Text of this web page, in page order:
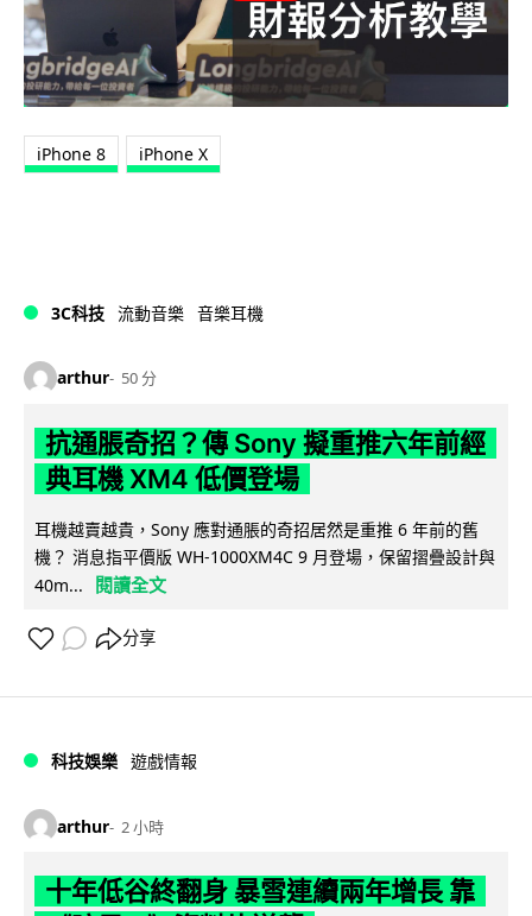
iPhone 8 iPhone X
3C科技 流動音樂 音樂耳機
arthur 50 分
抗通脹奇招？傳 Sony 擬重推六年前經
典耳機 XM4 低價登場
耳機越賣越貴，Sony 應對通脹的奇招居然是重推 6 年前的舊
機？ 消息指平價版 WH-1000XM4C 9 月登場，保留摺疊設計與
40m...
閱讀全文
分享
科技娛樂 遊戲情報
arthur 2 小時
十年低谷終翻身 暴雪連續兩年增長 靠